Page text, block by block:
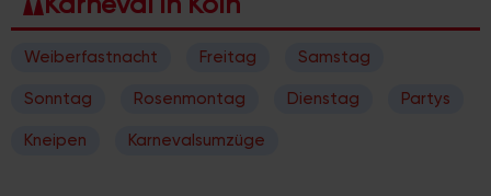
Weiberfastnacht Freitag Samstag
Sonntag Rosenmontag Dienstag Partys
Kneipen Karnevalsumzüge